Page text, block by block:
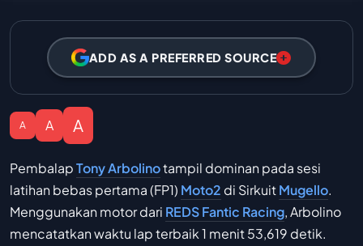
ADD AS A PREFERRED SOURCE
A A A
PembalapTony Arbolinotampil dominan pada sesi
latihan bebas pertama (FP1) Moto2 di SirkuitMugello.
Menggunakan motor dari REDS Fantic Racing, Arbolino
mencatatkan waktu lap terbaik 1 menit 53,619 detik.